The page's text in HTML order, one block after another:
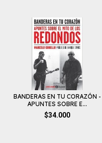
BANDERAS EN TU CORAZÓN -
APUNTES SOBRE E...
$34.000